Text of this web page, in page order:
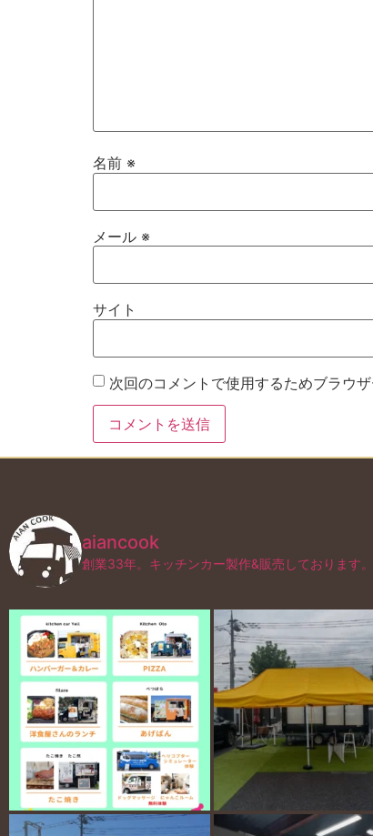
名前 ※
メール ※
サイト
次回のコメントで使用するためブラウ
aiancook
創業33年。キッチンカー製作&販売しております